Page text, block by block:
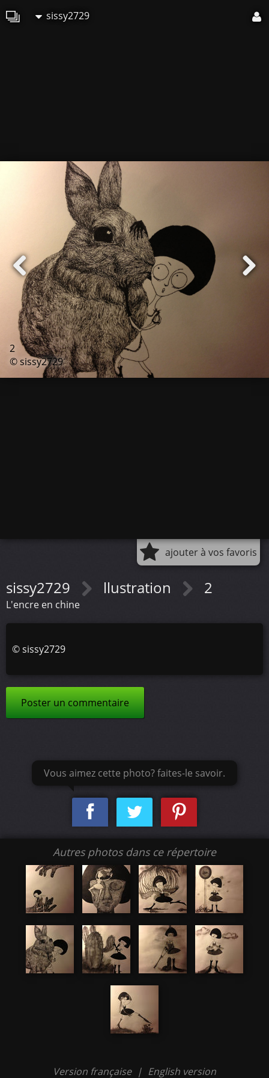
sissy2729
2
© sissy2729
ajouter à vos favoris
sissy2729 llustration 2
L'encre en chine
©sissy2729
Poster un commentaire
Vous aimez cette photo? faites-le savoir.
Autres photos dans ce répertoire
Version française | English version